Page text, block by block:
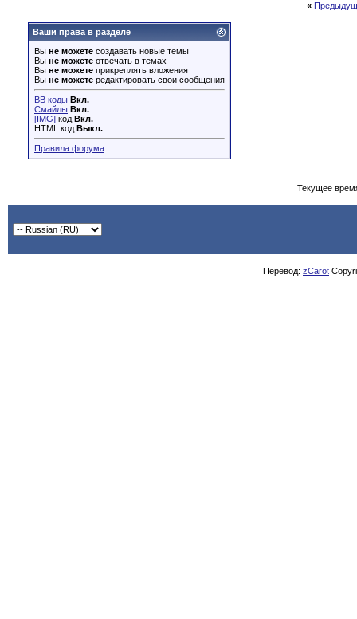
«
Ваши права в разделе
Вы не можете создавать новые темы
Вы не можете отвечать в темах
Вы не можете прикреплять вложения
Вы не можете редактировать свои сообщения
BB коды Вкл.
Смайлы Вкл.
[IMG] код Вкл.
HTML код Выкл.
Правила форума
Текущее
Перевод: zCarot